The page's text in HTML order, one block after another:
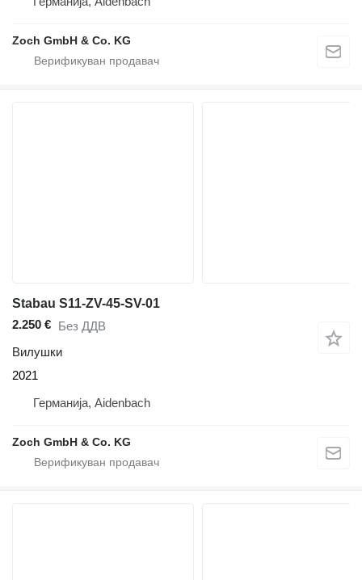
Zoch GmbH & Co. KG
Stabau S11-ZV-45-SV-01
2.250 € Без ДДВ
Вилушки
2021
Германија, Aidenbach
Zoch GmbH & Co. KG